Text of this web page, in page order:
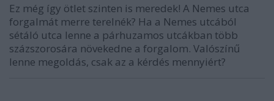
Ez még így ötlet szinten is meredek! A Nemes utca
forgalmát merre terelnék? Ha a Nemes utcából
sétáló utca lenne a párhuzamos utcákban több
százszorosára növekedne a forgalom. Valószínű
lenne megoldás, csak az a kérdés mennyiért?